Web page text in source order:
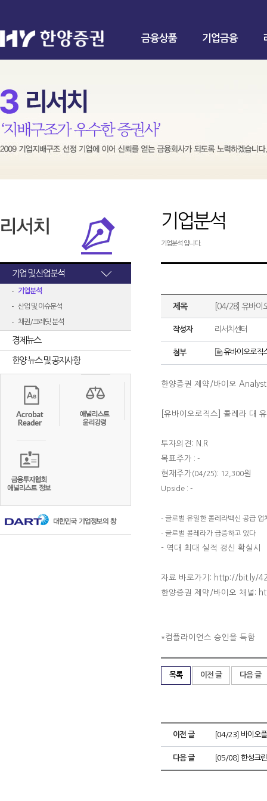
금융상품 기업금융
기업 및 산업분석
기업분석
산업 및 이슈분석
채권/크레딧 분석
경제뉴스
한양 뉴스 및 공지사항
기업분석
기업분석 입니다.
제목 [04/28] 유바이
작성자 리서치센터
첨부 유바이오로
한양증권 제약/바이오
[유바이오로직스] 콜레라 대
투자의견: N.R
목표주가 : -
현재주가(04/25): 12,300원
Upside : -
- 글로벌 유일한 콜레라백신 공급 업
- 글로벌 콜레라가 급증하고 있다
- 역대 최대 실적 갱신 확실시
자료 바로가기: http://bit.ly/
한양증권 제약/바이오 채널 :
*컴플라이언스 승인을 득함
목록 이전 글 다음 글
이전 글 [04/23] 바이오플
다음 글 [05/08] 한성크